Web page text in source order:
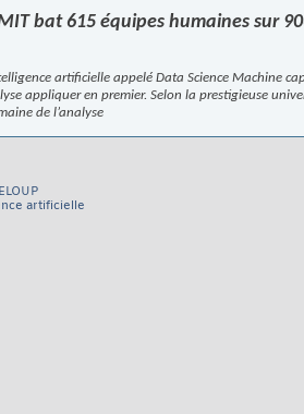
bat 615 équipes humaines sur
artificielle appelé Data Science Machine
appliquer en premier. Selon la prestigieuse
de l’analyse
artificielle